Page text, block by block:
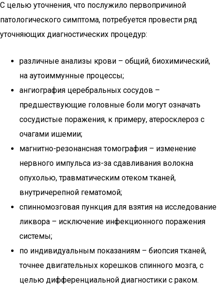
С целью уточнения, что послужило первопричиной
патологического симптома, потребуется провести ряд
уточняющих диагностических процедур:
различные анализы крови – общий, биохимический,
на аутоиммунные процессы;
ангиография церебральных сосудов –
предшествующие головные боли могут означать
сосудистые поражения, к примеру, атеросклероз с
очагами ишемии;
магнитно-резонансная томография – изменение
нервного импульса из-за сдавливания волокна
опухолью, травматическим отеком тканей,
внутричерепной гематомой;
спинномозговая пункция для взятия на исследование
ликвора – исключение инфекционного поражения
системы;
по индивидуальным показаниям – биопсия тканей,
точнее двигательных корешков спинного мозга, с
целью дифференциальной диагностики с раком.